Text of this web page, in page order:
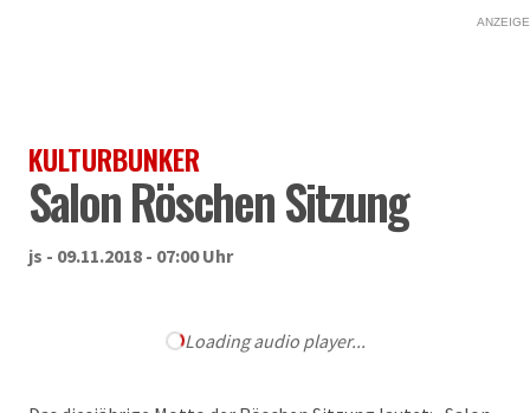
ANZEIGE
KULTURBUNKER
Salon Röschen Sitzung
js - 09.11.2018 - 07:00 Uhr
Loading audio player...